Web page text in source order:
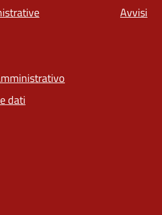
dati
Avvisi